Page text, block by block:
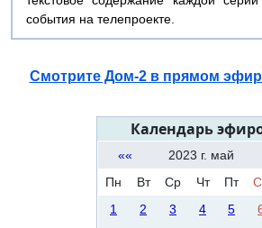
события на телепроекте.
Смотрите Дом-2 в прямом
Календарь
«« 2023 г. май
Пн
Вт Ср Чт Пт
1
2 3 4 5